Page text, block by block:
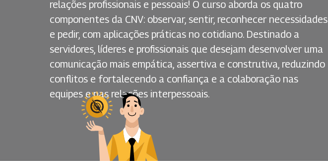
relações profissionais e pessoais! O curso aborda os quatro
componentes da CNV: observar, sentir, reconhecer necessidades
e pedir, com aplicações práticas no cotidiano. Destinado a
servidores, líderes e profissionais que desejam desenvolver uma
comunicação mais empática, assertiva e construtiva, reduzindo
conflitos e fortalecendo a confiança e a colaboração nas
equipes e nas relações interpessoais.